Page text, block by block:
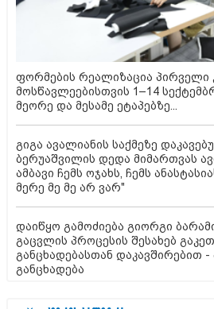
ფორმების რეალიზაცია პირველი
მოსწავლეებისთვის 1–14
მეორე და მესამე ეტაპებზე...
გიგა ავალიანის საქმეზე
ბერუაშვილის დედა მიმართვას
ამბავი ჩემს ოჯახს, ჩემს
მერე მე მე არ ვარ"
დაიწყო გამოძიება გიორგი
გაცვლის პროცესის შესახებ
განცხადებასთან დაკავშირებით
განცხადება